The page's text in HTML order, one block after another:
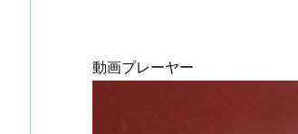
動画プレーヤー